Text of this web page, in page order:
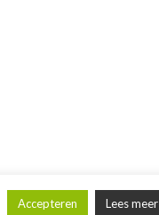
Accepteren Lees meer